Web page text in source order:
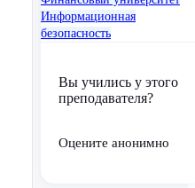
Информационная
безопасность
Вы учились у этого
преподавателя?
Оцените анонимно